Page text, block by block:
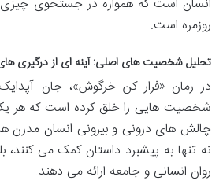
روزمره است.
تحلیل شخصیت های اصلی: آینه ای از درگیری
در رمان «فرار کن خرگوش»، جان
شخصیت هایی را خلق کرده است که هر یک
چالش های درونی و بیرونی انسان
نه تنها به پیشبرد داستان کمک می
روان انسانی و جامعه ارائه می دهند.